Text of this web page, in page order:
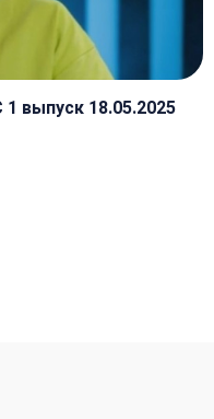
выпуск 18.05.2025